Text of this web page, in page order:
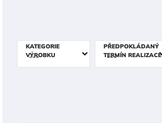
KATEGORIE
VÝROBKU
PŘEDPOKLÁDANÝ
TERMÍN REALIZACE